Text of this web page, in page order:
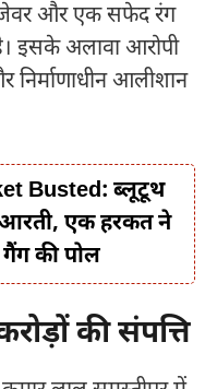
और एक सफेद रंग
इसके अलावा आरोपी
आलीशान
Busted: ब्लूटूथ
एक हरकत ने
की पोल
की संपत्ति